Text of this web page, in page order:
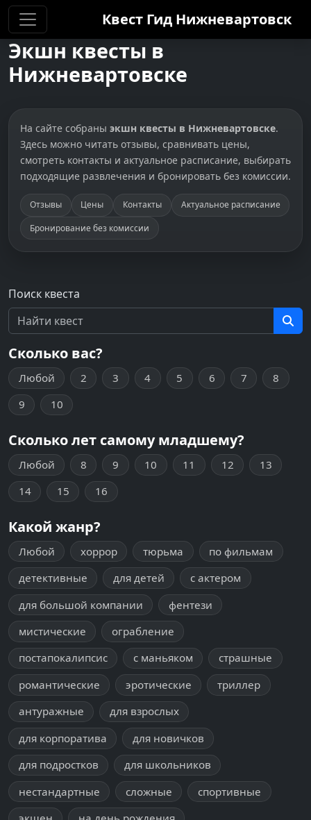
Квест Гид Нижневартовск
Экшн квесты в
Нижневартовске
На сайте собраны экшн квесты в Нижневартовске.
Здесь можно читать отзывы, сравнивать цены,
смотреть контакты и актуальное расписание, выбирать
подходящие развлечения и бронировать без комиссии.
Отзывы Цены Контакты
Актуальное расписание
Бронирование без комиссии
Поиск квеста
Сколько вас?
Любой 2 3 4 5 6 7
8
9
10
Сколько лет самому младшему?
Любой 8 9 10 11 12
13
14
15 16
Какой жанр?
Любой хоррор тюрьма
по фильмам
детективные
для детей
с актером
для большой компании
фентези
мистические
ограбление
постапокалипсис
с маньяком
страшные
романтические
эротические
триллер
антуражные
для взрослых
для корпоратива
для новичков
для подростков
для школьников
нестандартные
сложные
спортивные